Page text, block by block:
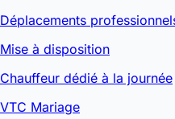
Déplacements
Mise à disposition
Chauffeur dédié à la journée
VTC Mariage